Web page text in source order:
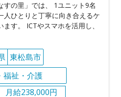
すの里」では、 1ユニット9名
人ひとりと丁寧に向き合えるケ
す。 ICTやスマホを活用し、
東松島市
福祉・介護
月給238,000円